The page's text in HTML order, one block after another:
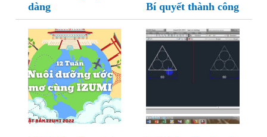
dàng
Bí quyết thành công